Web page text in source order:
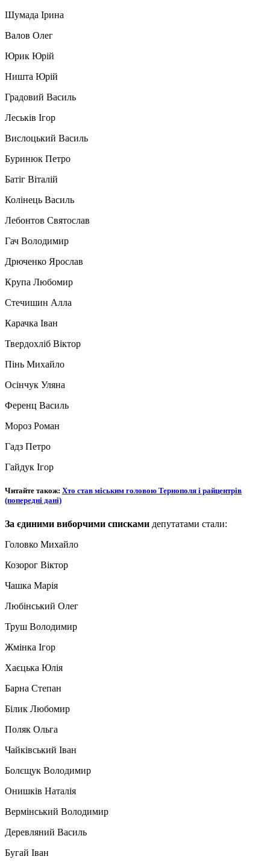
Шумада Ірина
Валов Олег
Юрик Юрій
Ништа Юрій
Градовий Василь
Леськів Ігор
Вислоцький Василь
Буринюк Петро
Батіг Віталій
Колінець Василь
Лебонтов Святослав
Гач Володимир
Дрюченко Ярослав
Крупа Любомир
Стечишин Алла
Карачка Іван
Твердохліб Віктор
Пінь Михайло
Осінчук Уляна
Ференц Василь
Мороз Роман
Гадз Петро
Гайдук Ігор
Читайте також: Хто став міським головою Тернополя і райцентрів
(попередні дані)
За єдиними виборчими списками депутатами стали:
Головко Михайло
Козорог Віктор
Чашка Марія
Любінський Олег
Труш Володимир
Жмінка Ігор
Хаєцька Юлія
Барна Степан
Білик Любомир
Поляк Ольга
Чайківський Іван
Болєщук Володимир
Онишків Наталія
Вермінський Володимир
Деревляний Василь
Бугай Іван